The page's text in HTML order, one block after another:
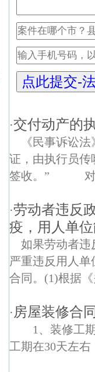
·交付动产的
《民事诉讼
证，由执行员传
签收。” 对交
·劳动者违反
疫，用人单
如果劳动者违
严重违反用人
合同。(1)根据
· 房屋装修合
1、装修工
工期在30天左